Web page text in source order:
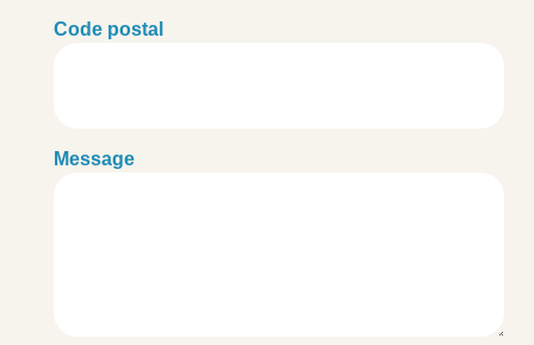
Code postal
Message